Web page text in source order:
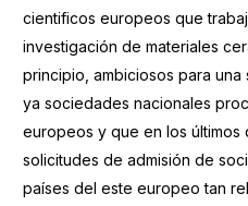
cientificos europeos que
investigación de materiales
principio, ambiciosos para
ya sociedades nacionales
europeos y que en los últimos
solicitudes de admisión de
países del este europeo tan